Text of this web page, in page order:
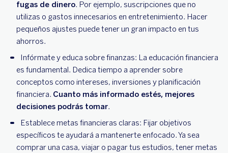
fugas de dinero. Por ejemplo, suscripciones que no
utilizas o gastos innecesarios en entretenimiento. Hacer
pequeños ajustes puede tener un gran impacto en tus
ahorros.
Infórmate y educa sobre finanzas: La educación financiera
es fundamental. Dedica tiempo a aprender sobre
conceptos como intereses, inversiones y planificación
financiera. Cuanto más informado estés, mejores
decisiones podrás tomar.
Establece metas financieras claras: Fijar objetivos
específicos te ayudará a mantenerte enfocado. Ya sea
comprar una casa, viajar o pagar tus estudios, tener metas